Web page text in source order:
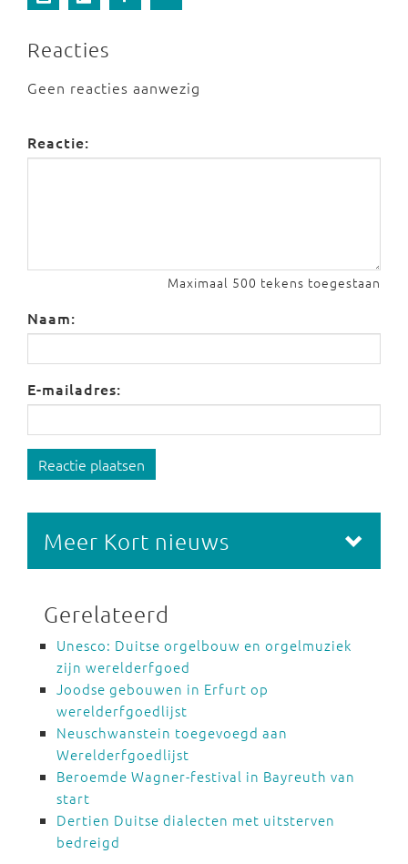
Reacties
Geen reacties aanwezig
Reactie:
Maximaal 500 tekens toegestaan
Naam:
E-mailadres:
Reactie plaatsen
Meer Kort nieuws
Gerelateerd
Unesco: Duitse orgelbouw en orgelmuziek
zijn werelderfgoed
Joodse gebouwen in Erfurt op
werelderfgoedlijst
Neuschwanstein toegevoegd aan
Werelderfgoedlijst
Beroemde Wagner-festival in Bayreuth van
start
Dertien Duitse dialecten met uitsterven
bedreigd